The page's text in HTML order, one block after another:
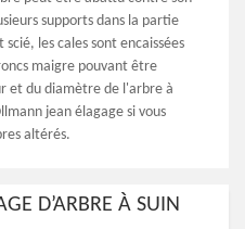
supports dans la partie
les cales sont encaissées
maigre pouvant être
et du diamètre de l'arbre à
jean élagage si vous
altérés.
D’ARBRE À SUIN